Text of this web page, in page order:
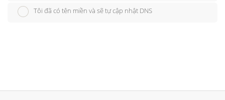
Tôi đã có tên miền và sẽ tự cập nhật DNS